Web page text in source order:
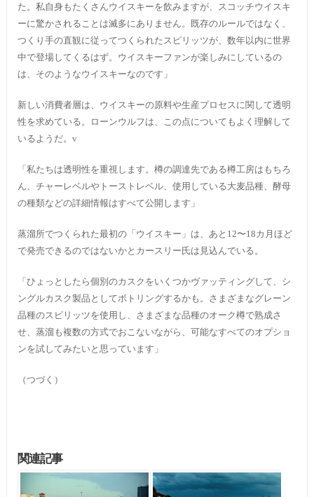
た。私自身もたくさんウイスキーを飲みますが、スコッチウイスキ
ーに驚かされることは滅多にありません。既存のルールではなく、
つくり手の直観に従ってつくられたスピリッツが、数年以内に世界
中で登場してくるはず。ウイスキーファンが楽しみにしているの
は、そのようなウイスキーなのです」
新しい消費者層は、ウイスキーの原料や生産プロセスに関して透明
性を求めている。ローンウルフは、この点についてもよく理解して
いるようだ。v
「私たちは透明性を重視します。樽の調達先である樽工房はもちろ
ん、チャーレベルやトーストレベル、使用している大麦品種、酵母
の種類などの詳細情報はすべて公開します」
蒸溜所でつくられた最初の「ウイスキー」は、あと12〜18カ月ほど
で発売できるのではないかとカースリー氏は見込んでいる。
「ひょっとしたら個別のカスクをいくつかヴァッティングして、シ
ングルカスク製品としてボトリングするかも。さまざまなグレーン
品種のスピリッツを使用し、さまざまな品種のオーク樽で熟成さ
せ、蒸溜も複数の方式でおこないながら、可能なすべてのオプショ
ンを試してみたいと思っています」
（つづく）
関連記事